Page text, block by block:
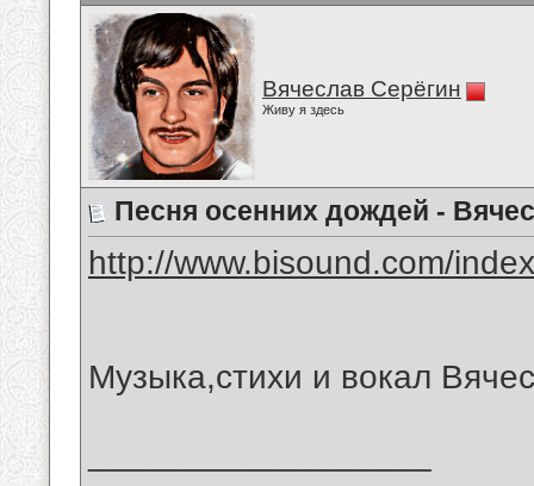
Вячеслав Серёгин
Живу я здесь
Песня осенних дождей -
http://www.bisound.com/
Музыка,стихи и вокал